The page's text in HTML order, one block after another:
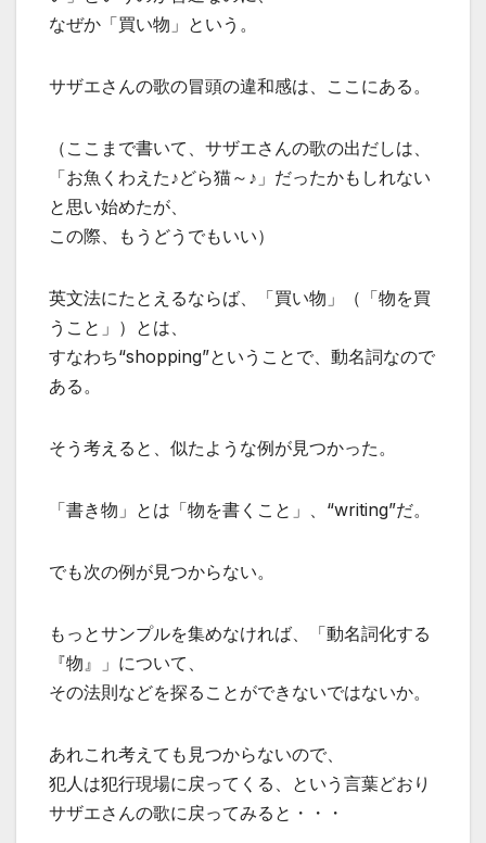
なぜか「買い物」という。
サザエさんの歌の冒頭の違和感は、ここにある。
（ここまで書いて、サザエさんの歌の出だしは、
「お魚くわえた♪どら猫～♪」だったかもしれない
と思い始めたが、
この際、もうどうでもいい）
英文法にたとえるならば、「買い物」（「物を買
うこと」）とは、
すなわち“shopping”ということで、動名詞なので
ある。
そう考えると、似たような例が見つかった。
「書き物」とは「物を書くこと」、“writing”だ。
でも次の例が見つからない。
もっとサンプルを集めなければ、「動名詞化する
『物』」について、
その法則などを探ることができないではないか。
あれこれ考えても見つからないので、
犯人は犯行現場に戻ってくる、という言葉どおり
サザエさんの歌に戻ってみると・・・